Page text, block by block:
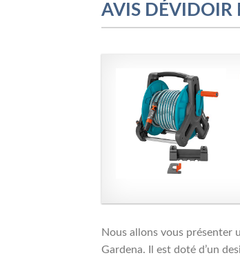
AVIS DÉVIDOIR
Nous allons vous
Gardena. Il est doté d’un